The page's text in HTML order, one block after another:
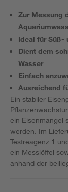
Zur Messung
Ideal für Süß-
Dient dem
Wasser
Einfach
Ausreichend
Ein stabiler
ein Eisenmangel
werden. Im
Testreagenz 1
ein Messlöffel
anhand der